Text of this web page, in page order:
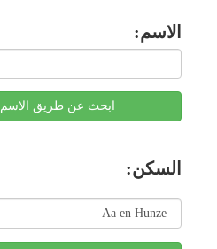
الاسم:
ابحث عن طريق الاسم
السكن: